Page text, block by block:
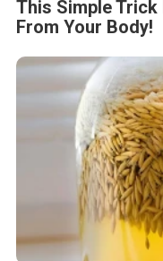
One Teaspoon
Body Die Instantly
BERITA TERKAIT